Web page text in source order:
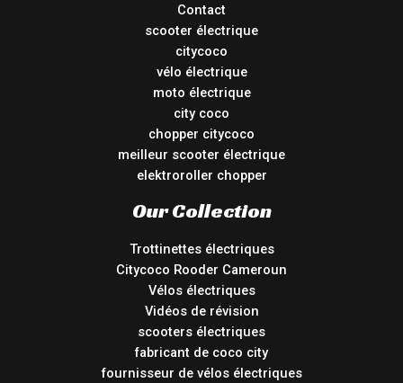
Contact
scooter électrique
citycoco
vélo électrique
moto électrique
city coco
chopper citycoco
meilleur scooter électrique
elektroroller chopper
Our Collection
Trottinettes électriques
Citycoco Rooder Cameroun
Vélos électriques
Vidéos de révision
scooters électriques
fabricant de coco city
fournisseur de vélos électriques